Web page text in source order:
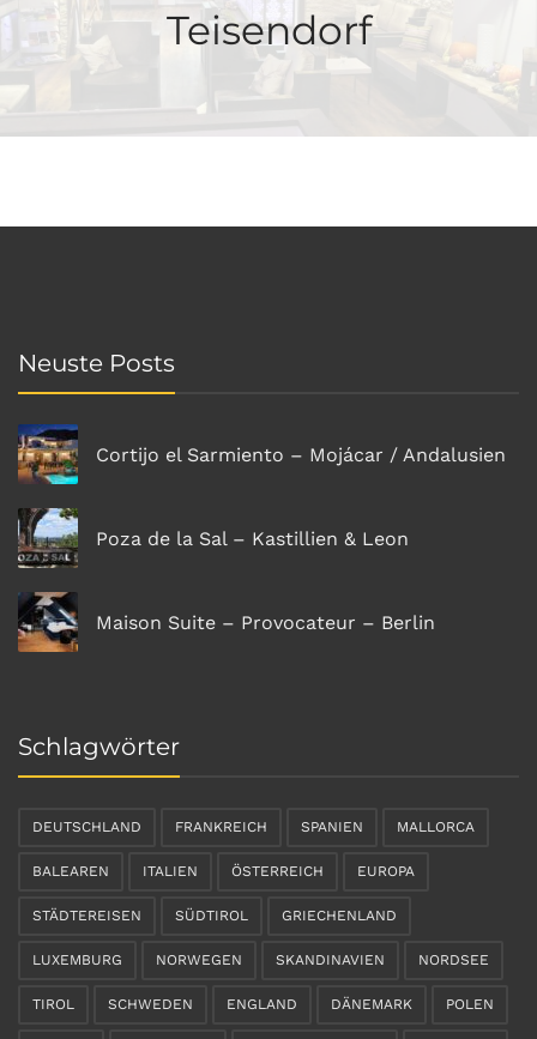
Teisendorf
Neuste Posts
Cortijo el Sarmiento – Mojácar / Andalusien
Poza de la Sal – Kastillien & Leon
Maison Suite – Provocateur – Berlin
Schlagwörter
DEUTSCHLAND FRANKREICH SPANIEN MALLORCA
BALEAREN ITALIEN ÖSTERREICH EUROPA
STÄDTEREISEN SÜDTIROL GRIECHENLAND
LUXEMBURG NORWEGEN SKANDINAVIEN NORDSEE
TIROL SCHWEDEN ENGLAND DÄNEMARK POLEN